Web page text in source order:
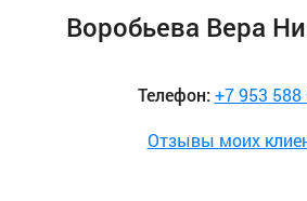
Воробьева Вера
Телефон: +7 953 588
Отзывы моих